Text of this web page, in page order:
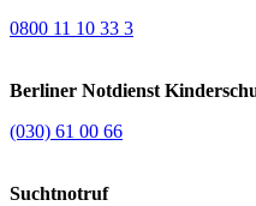
0800 11 10 33 3
Berliner Notdienst
(030) 61 00 66
Suchtnotruf